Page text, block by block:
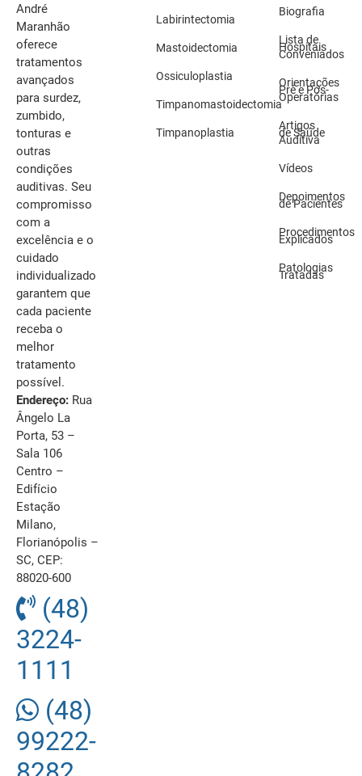
André
Maranhão
oferece
tratamentos
avançados
para surdez,
zumbido,
tonturas e
outras
condições
auditivas. Seu
compromisso
com a
excelência e o
cuidado
individualizado
garantem que
cada paciente
receba o
melhor
tratamento
possível.
Endereço: Rua
Ângelo La
Porta, 53 –
Sala 106
Centro –
Edifício
Estação
Milano,
Florianópolis –
SC, CEP:
88020-600
(48)
3224-
1111
(48)
99222-
Labirintectomia
Mastoidectomia
Ossiculoplastia
Timpanomastoidectomia
Timpanoplastia
Biografia
Lista de
Hospitais
Conveniados
Orientações
Pré e Pós-
Operatórias
Artigos
de Saúde
Auditiva
Vídeos
Depoimentos
de Pacientes
Procedimentos
Explicados
Patologias
Tratadas